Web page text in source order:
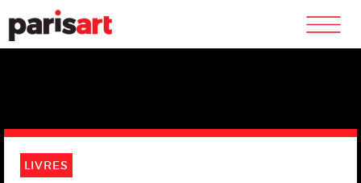
m
LIVRES